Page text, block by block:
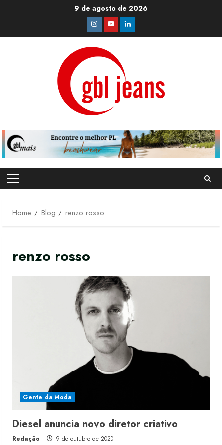
9 de agosto de 2026
Instagram
YoutubeLinkedin
Primary
Home
Blog renzo rosso
renzo rosso
Gente da Moda
Diesel anuncia novo diretor criativo
Redação 9 de outubro de 2020
Moda vende US$63,7 bilhões em
produtos licenciados
6 de agosto de 2026